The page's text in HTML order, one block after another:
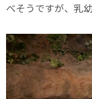
べそうですが、乳